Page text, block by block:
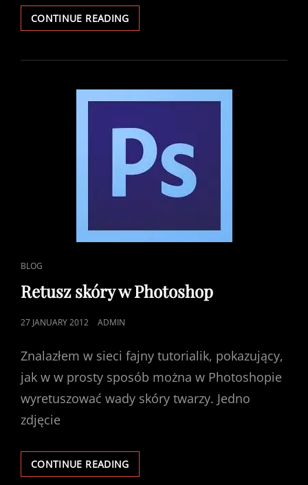
CONTINUE READINGPHOTOSHOP
–
ZMIENIĆ
ZDJĘCIA
CAT
LINKS
BLOG
Retusz skóry w Photoshop
POSTED
27 JANUARY 2012 ADMIN
Znalazłem w sieci fajny tutorialik, pokazujący,
jak w w prosty sposób można w Photoshopie
wyretuszować wady skóry twarzy. Jedno
zdjęcie
CONTINUE READINGRETUSZ
SKÓRY